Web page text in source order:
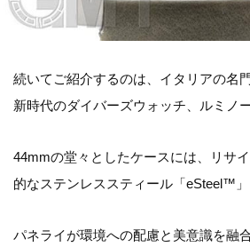
続いてご紹介するのは、イタリアの名
新時代のダイバーズウォッチ、ルミノ
44mmの堂々としたケースには、リサ
的なステンレススティール「eSteel™」
パネライが環境への配慮と美意識を融